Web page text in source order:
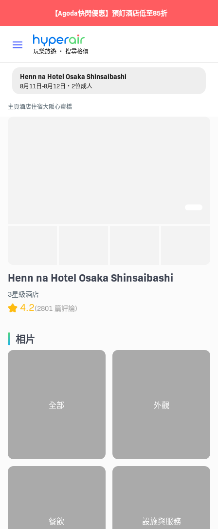
【Agoda快閃優惠】預訂酒店低至85折
玩樂旅遊 ‧ 搜尋格價
Henn na Hotel Osaka Shinsaibashi
8月11日-8月12日・2位成人
主頁酒店住宿大阪心齋橋
Henn na Hotel Osaka Shinsaibashi
3星級酒店
4.2(2801 篇評論)
相片
全部 外觀
餐飲 設施與服務